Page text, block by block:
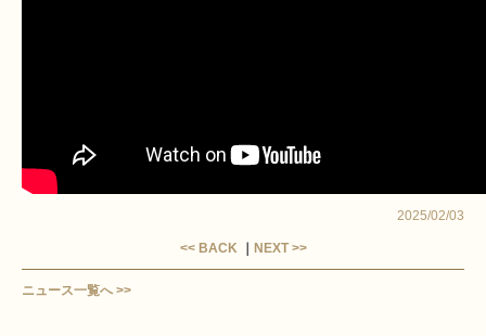
2025/02/03
<< BACK｜ NEXT >>
ニュース一覧へ >>